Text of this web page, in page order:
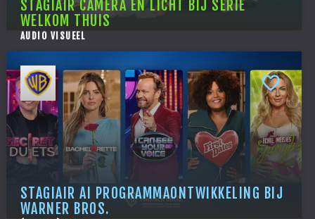
STAGIAIR CAMERA EN LICHT BIJ SERIE
WELKOM THUIS
AUDIO VISUEEL
STAGIAIR AI PROGRAMMAONTWIKKELING BIJ
WARNER BROS.